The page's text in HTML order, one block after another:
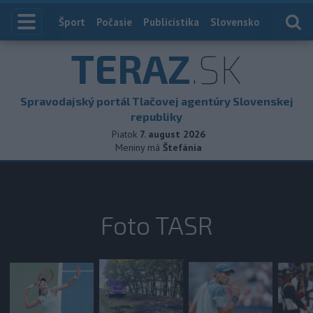
Index
Šport Počasie Publicistika Slovensko
TERAZ.SK
Spravodajský portál Tlačovej agentúry Slovenskej
republiky
Piatok 7. august 2026
Meniny má Štefánia
Foto TASR